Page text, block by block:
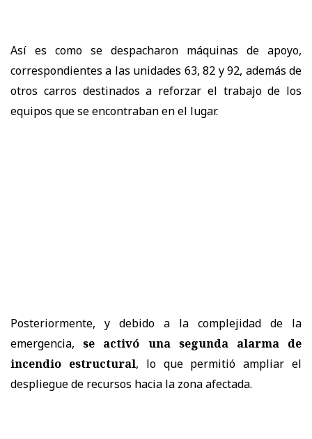
Así es como se despacharon máquinas de apoyo,
correspondientes a las unidades 63, 82 y 92, además de
otros carros destinados a reforzar el trabajo de los
equipos que se encontraban en el lugar.
Posteriormente, y debido a la complejidad de la
emergencia,se activó una segunda alarma de
incendio estructural, lo que permitió ampliar el
despliegue de recursos hacia la zona afectada.